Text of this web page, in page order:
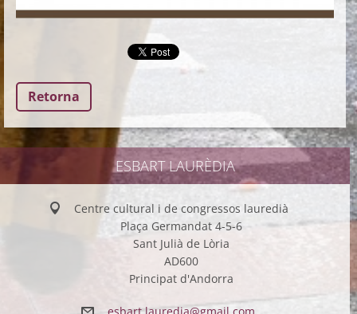
Retorna
ESBART LAURÈDIA
Centre cultural i de congressos lauredià
Plaça Germandat 4-5-6
Sant Julià de Lòria
AD600
Principat d'Andorra